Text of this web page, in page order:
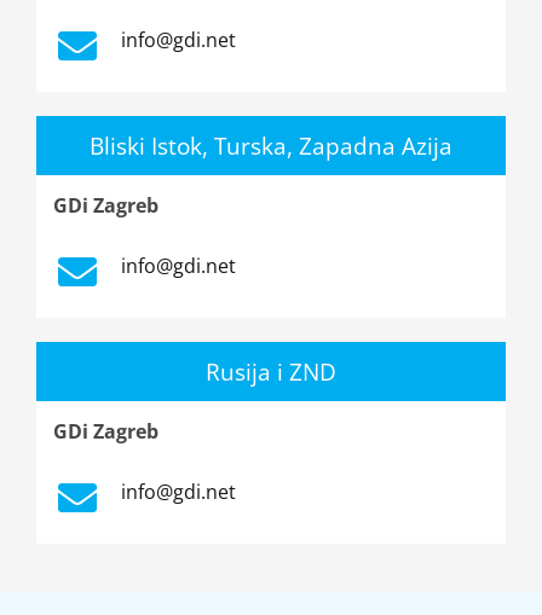
info@gdi.net
Bliski Istok, Turska, Zapadna Azija
GDi Zagreb
info@gdi.net
Rusija i ZND
GDi Zagreb
info@gdi.net